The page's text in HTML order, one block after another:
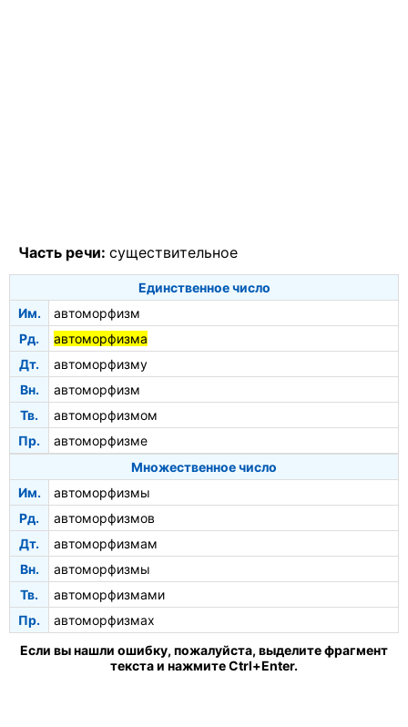
Часть речи: существительное
Единственное число
Им.
автоморфизм
Рд.
автоморфизма
Дт.
автоморфизму
Вн.
автоморфизм
Тв.
автоморфизмом
Пр.
автоморфизме
Множественное число
Им.
автоморфизмы
Рд.
автоморфизмов
Дт.
автоморфизмам
Вн.
автоморфизмы
Тв.
автоморфизмами
Пр.
автоморфизмах
Если вы нашли ошибку, пожалуйста, выделите фрагмент
текста и нажмите Ctrl+Enter.